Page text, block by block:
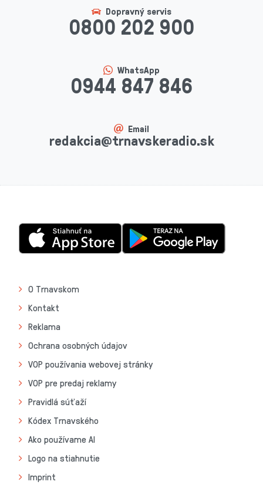
Dopravný servis
0800 202 900
WhatsApp
0944 847 846
Email
redakcia@trnavskeradio.sk
O Trnavskom
Kontakt
Reklama
Ochrana osobných údajov
VOP používania webovej stránky
VOP pre predaj reklamy
Pravidlá súťaží
Kódex Trnavského
Ako používame AI
Logo na stiahnutie
Imprint